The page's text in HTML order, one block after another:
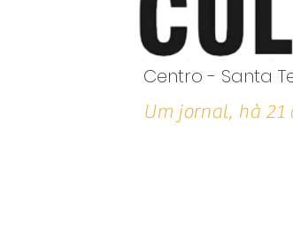
Centro - Santa
Um jornal, hà 21